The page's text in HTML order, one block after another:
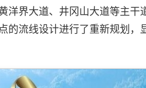
洋界大道、井冈山大道等主
的流线设计进行了重新规划